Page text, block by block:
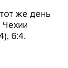
же день
6:4.